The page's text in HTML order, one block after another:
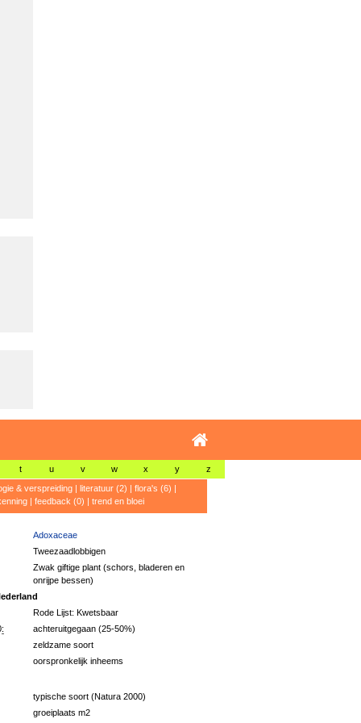
t u v w x y z
& verspreiding| literatuur (2) | flora's (6) |
| feedback (0) | trend en bloei
Adoxaceae
Tweezaadlobbigen
Zwak giftige plant (schors, bladeren en
onrijpe bessen)
Rode Lijst: Kwetsbaar
achteruitgegaan (25-50%)
zeldzame soort
oorspronkelijk inheems
typische soort (Natura 2000)
groeiplaats m2